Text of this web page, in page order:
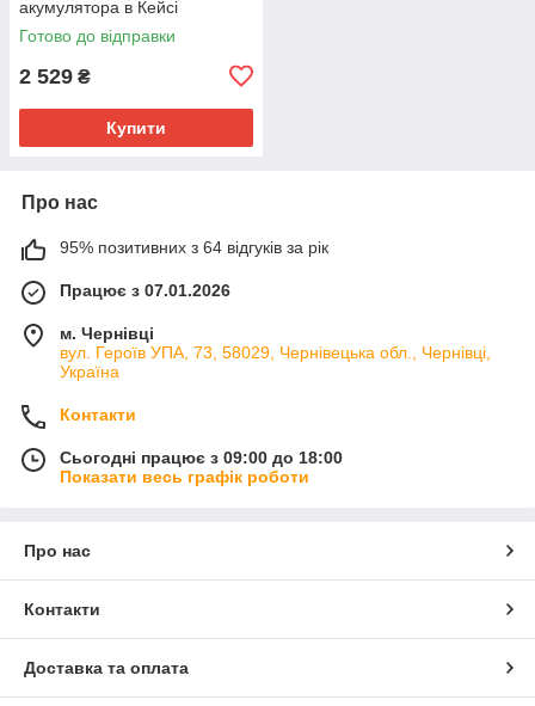
акумулятора в Кейсі
Готово до відправки
2 529 ₴
Купити
Про нас
95% позитивних з 64 відгуків за рік
Працює з 07.01.2026
м. Чернівці
вул. Героїв УПА, 73, 58029, Чернівецька обл., Чернівці,
Україна
Контакти
Сьогодні працює з 09:00 до 18:00
Показати весь графік роботи
Про нас
Контакти
Доставка та оплата